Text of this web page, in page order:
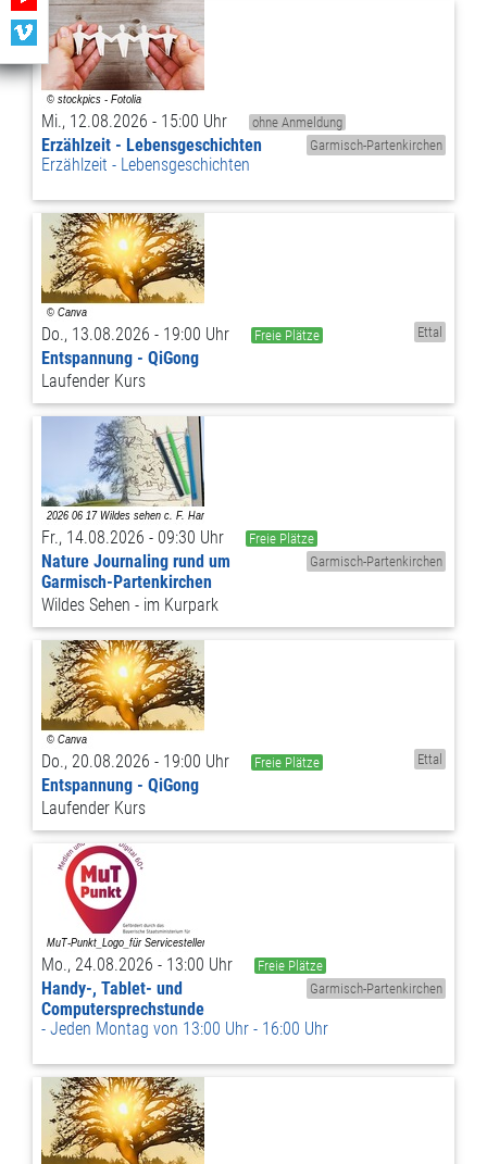
Mi., 12.08.2026 - 15:00 Uhr
ohne Anmeldung
Garmisch-Partenkirchen
Erzählzeit - Lebensgeschichten
Erzählzeit - Lebensgeschichten
Do., 13.08.2026 - 19:00 Uhr Freie Plätze Ettal
Entspannung - QiGong
Laufender Kurs
Fr., 14.08.2026 - 09:30 Uhr
Freie Plätze
Garmisch-Partenkirchen
Nature Journaling rund um
Garmisch-Partenkirchen
Wildes Sehen - im Kurpark
Do., 20.08.2026 - 19:00 Uhr Freie Plätze Ettal
Entspannung - QiGong
Laufender Kurs
Mo., 24.08.2026 - 13:00 Uhr
Freie Plätze
Garmisch-Partenkirchen
Handy-, Tablet- und
Computersprechstunde
Jeden Montag von 13:00 Uhr - 16:00 Uhr